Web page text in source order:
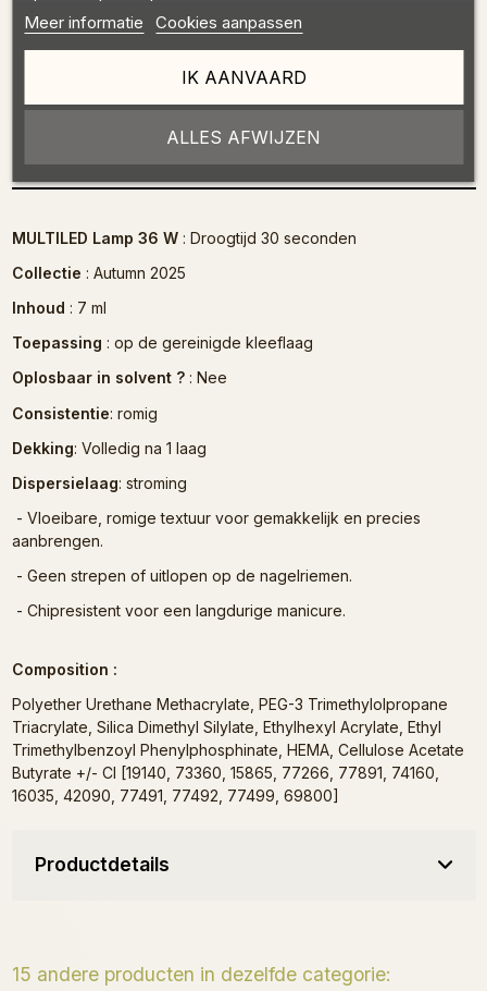
MULTILED Lamp 36 W: Droogtijd 30 seconden
Collectie : Autumn 2025
Inhoud : 7 ml
Toepassing : op de gereinigde kleeflaag
Oplosbaar in solvent ?: Nee
Consistentie: romig
Dekking: Volledig na 1 laag
Dispersielaag: stroming
- Vloeibare, romige textuur voor gemakkelijk en precies
aanbrengen.
- Geen strepen of uitlopen op de nagelriemen.
- Chipresistent voor een langdurige manicure.
Composition :
Polyether Urethane Methacrylate, PEG-3 Trimethylolpropane
Triacrylate, Silica Dimethyl Silylate, Ethylhexyl Acrylate, Ethyl
Trimethylbenzoyl Phenylphosphinate, HEMA, Cellulose Acetate
Butyrate +/- CI [19140, 73360, 15865, 77266, 77891, 74160,
16035, 42090, 77491, 77492, 77499, 69800]
Productdetails
15 andere producten in dezelfde categorie:
Binnenkort op voorraad
Meer informatie Cookies aanpassen
ALLES AFWIJZEN
IK AANVAARD